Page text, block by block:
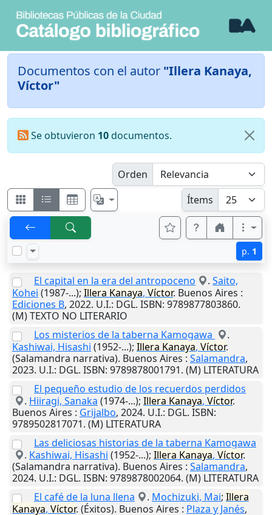
Documentos con el autor "Illera Kanaya,
Víctor"
Se obtuvieron 10documentos.
Orden
Ítems
p. 1
El capital en la era del antropoceno . Saito,
Kohei (1987-...); Illera Kanaya, Víctor. Buenos Aires :
Ediciones B, 2022. U.I.: DGL. ISBN: 9789877803860.
(M) TEXTO NO LITERARIO
Los misterios de la taberna Kamogawa
.
Kashiwai, Hisashi (1952-...); Illera Kanaya, Víctor.
(Salamandra narrativa). Buenos Aires : Salamandra,
2023. U.I.: DGL. ISBN: 9789878001791. (M) LITERATURA
El pequeño estudio de los recuerdos perdidos
. Hiiragi, Sanaka (1974-...); Illera Kanaya, Víctor.
Buenos Aires : Grijalbo, 2024. U.I.: DGL. ISBN:
9789502817071. (M) LITERATURA
Las deliciosas historias de la taberna Kamogawa
. Kashiwai, Hisashi (1952-...); Illera Kanaya, Víctor.
(Salamandra narrativa). Buenos Aires : Salamandra,
2024. U.I.: DGL. ISBN: 9789878002064. (M) LITERATURA
El café de la luna llena
. Mochizuki, Mai; Illera
Kanaya, Víctor. (Éxitos). Buenos Aires : Plaza y Janés,